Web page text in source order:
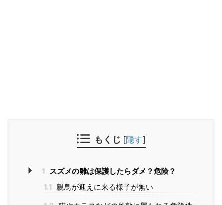
もくじ [隠す]
1 スズメの雛は保護したらダメ？危険？
1.1 親鳥が迎えに来る様子が無い